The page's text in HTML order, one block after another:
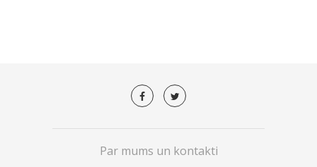
Par mums un kontakti